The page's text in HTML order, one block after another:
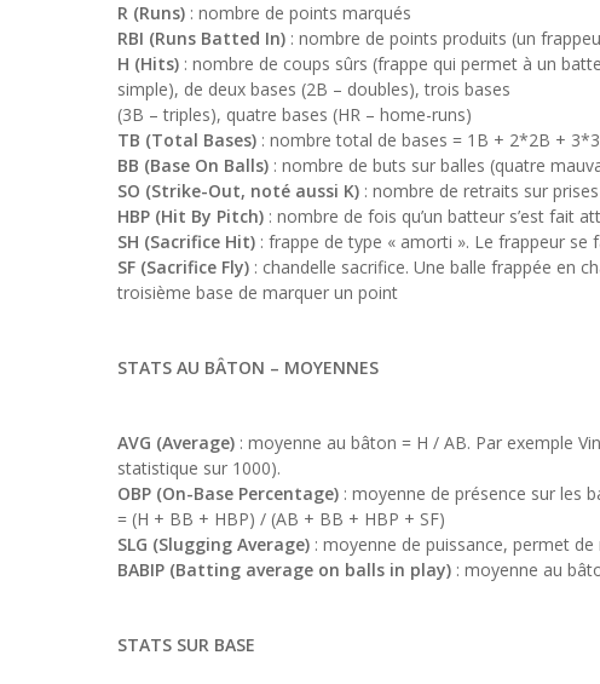
R (Runs) : nombre de points marqués
RBI (Runs Batted In) : nombre de points produits (un
H (Hits) : nombre de coups sûrs (frappe qui permet à un
simple), de deux bases (2B – doubles), trois bases
(3B – triples), quatre bases (HR – home-runs)
TB (Total Bases) : nombre total de bases = 1B + 2*2B +
BB (Base On Balls) : nombre de buts sur balles (quatre
SO (Strike-Out, noté aussi K) : nombre de retraits sur prises
HBP (Hit By Pitch) : nombre de fois qu’un batteur s’est fait
SH (Sacrifice Hit) : frappe de type « amorti ». Le frappeur
SF (Sacrifice Fly) : chandelle sacrifice. Une balle frappée en
troisième base de marquer un point
STATS AU BÂTON – MOYENNES
AVG (Average) : moyenne au bâton = H / AB. Par exemple
statistique sur 1000).
OBP (On-Base Percentage) : moyenne de présence sur les
= (H + BB + HBP) / (AB + BB + HBP + SF)
SLG (Slugging Average) : moyenne de puissance, permet
BABIP (Batting average on balls in play) : moyenne au
STATS SUR BASE